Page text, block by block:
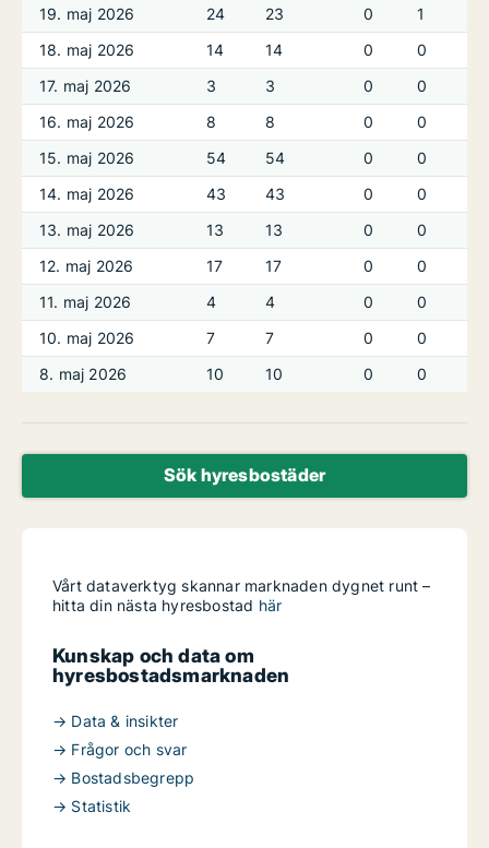
19. maj 2026
24 23 0
1
18. maj 2026
14 14 0
0
17. maj 2026
3 3 0
0
16. maj 2026
8 8 0
0
15. maj 2026
54 54 0
0
14. maj 2026
43 43 0
0
13. maj 2026
13 13 0
0
12. maj 2026
17 17 0
0
11. maj 2026
4 4 0
0
10. maj 2026
7 7 0
0
8. maj 2026
10 10 0 0
Sök hyresbostäder
Vårt dataverktyg skannar marknaden dygnet runt –
hitta din nästa hyresbostad här
Kunskap och data om
hyresbostadsmarknaden
→ Data & insikter
→ Frågor och svar
→ Bostadsbegrepp
→ Statistik